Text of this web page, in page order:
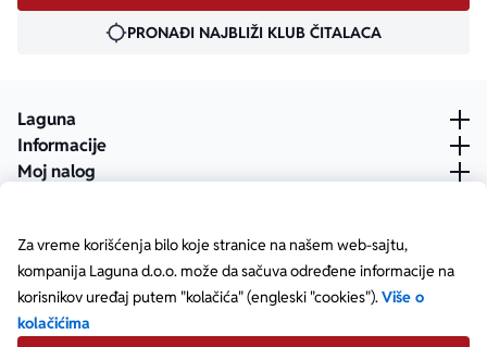
Za vreme korišćenja bilo koje stranice na našem web-sajtu,
kompanija Laguna d.o.o. može da sačuva određene informacije na
korisnikov uređaj putem "kolačića" (engleski "cookies").Više o
kolačićima
PRONAĐI NAJBLIŽI KLUB ČITALACA
Laguna
Informacije
Moj nalog